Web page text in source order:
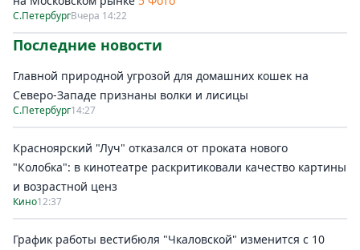
С.ПетербургВчера 14:22
Последние новости
Главной природной угрозой для домашних кошек на
Северо-Западе признаны волки и лисицы
С.Петербург14:27
Красноярский "Луч" отказался от проката нового
"Колобка": в кинотеатре раскритиковали качество картины
и возрастной ценз
Кино12:37
График работы вестибюля "Чкаловской" изменится с 10